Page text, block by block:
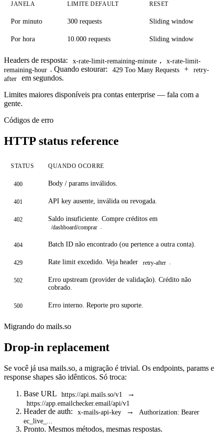
JANELA LIMITE DEFAULT RESET
Por minuto 300 requests Sliding window
Por hora 10.000 requests Sliding window
Headers de resposta: x-rate-limit-remaining-minute ,
x-rate-limit-
remaining-hour . Quando estourar: 429 Too Many Requests +
retry-
after
em segundos.
Limites maiores disponíveis pra contas enterprise — fala com a
gente.
Códigos de erro
HTTP status reference
STATUS QUANDO OCORRE
400 Body / params inválidos.
401 API key ausente, inválida ou revogada.
402 Saldo insuficiente. Compre créditos em
/dashboard/comprar .
404 Batch ID não encontrado (ou pertence a outra conta).
429 Rate limit excedido. Veja header retry-after .
502
Erro upstream (provider de validação). Crédito não
cobrado.
500 Erro interno. Reporte pro suporte.
Migrando do mails.so
Drop-in replacement
Se você já usa mails.so, a migração é trivial. Os endpoints, params e
response shapes são idênticos. Só troca:
Base URL
https://api.mails.so/v1 →
https://app.emailchecker.email/api/v1
Header de auth: x-mails-api-key →
Authorization: Bearer
ec_live_...
Pronto. Mesmos métodos, mesmas respostas.